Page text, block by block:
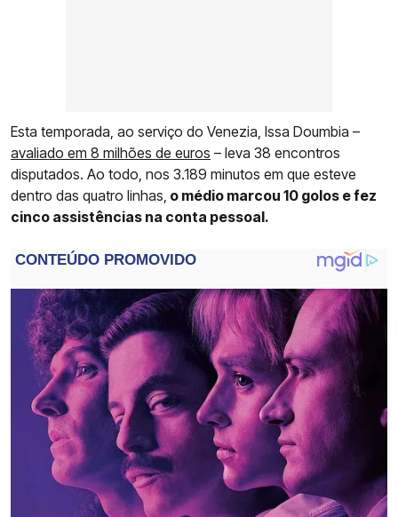
Esta temporada, ao serviço do Venezia, Issa Doumbia –
avaliado em 8 milhões de euros – leva 38 encontros
disputados. Ao todo, nos 3.189 minutos em que esteve
dentro das quatro linhas, o médio marcou 10 golos e fez
cinco assistências na conta pessoal.